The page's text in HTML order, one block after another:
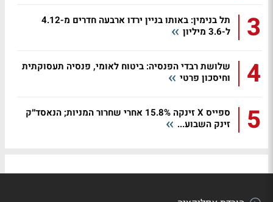
3
תל בנימין: באותו בניין ירדו ארבעה חדרים מ-4.12
ל-3.6 מיליון
4
שלושת רבדי הפנסיה: ביטוח לאומי, פנסיה תעסוקתית
וחיסכון פרטי
5
ספייס X זינקה 15.8% אחרי שחרור המניות; הנאסד״ק
זינק השבוע...